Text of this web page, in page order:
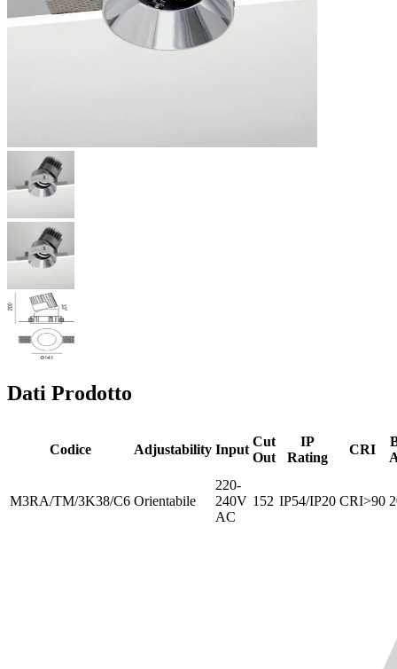
Dati Prodotto
Codice Adjustability Input
Cut
Out
IP
Rating
CRI
M3RA/TM/3K38/C6 Orientabile
220-
240V
AC
152 IP54/IP20 CRI>90